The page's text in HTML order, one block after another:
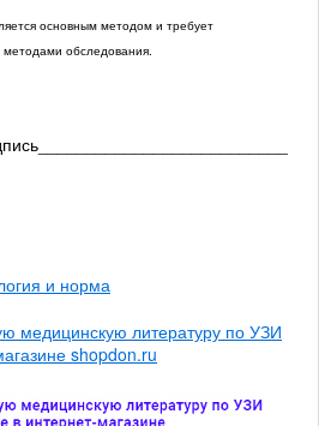
основным методом и требует
обследования.
и норма
медицинскую литературу по УЗИ
shopdon.ru